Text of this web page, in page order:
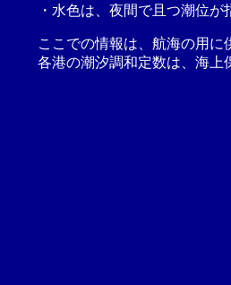
・水色は、夜間で且つ潮位が
ここでの情報は、航海の用
各港の潮汐調和定数は、海上